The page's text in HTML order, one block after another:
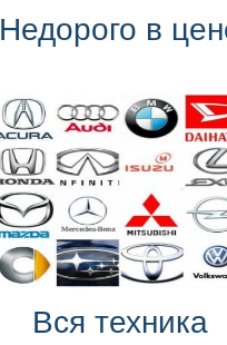
Недорого в
Вся техника